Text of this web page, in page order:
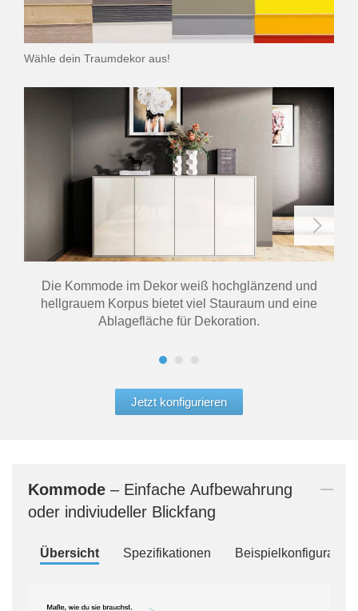
Wähle dein Traumdekor aus!
Die Kommode im Dekor weiß hochglänzend und
hellgrauem Korpus bietet viel Stauraum und eine
Ablagefläche für Dekoration.
Jetzt konfigurieren
Kommode – Einfache Aufbewahrung
oder indiviudeller Blickfang
Übersicht Spezifikationen